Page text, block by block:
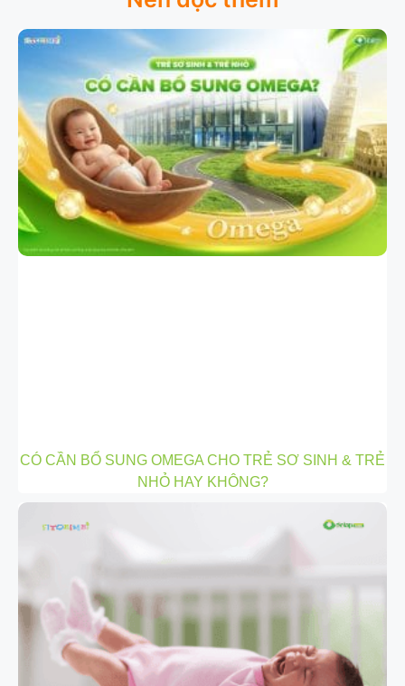
CÓ CẦN BỔ SUNG OMEGA CHO TRẺ SƠ SINH & TRẺ
NHỎ HAY KHÔNG?